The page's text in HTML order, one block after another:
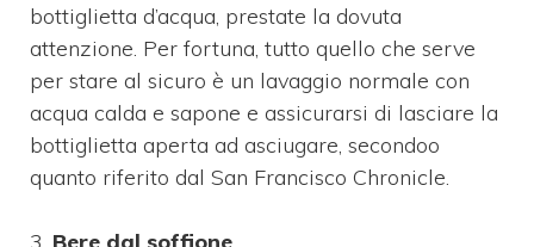
bottiglietta d’acqua, prestate la dovuta
attenzione. Per fortuna, tutto quello che serve
per stare al sicuro è un lavaggio normale con
acqua calda e sapone e assicurarsi di lasciare la
bottiglietta aperta ad asciugare, secondoo
quanto riferito dal San Francisco Chronicle.